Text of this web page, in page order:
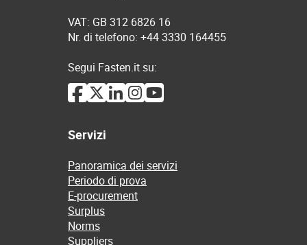
VAT: GB 312 6826 16
Nr. di telefono: +44 3330 164455
Segui Fasten.it su:
Servizi
Panoramica dei servizi
Periodo di prova
E-procurement
Surplus
Norms
Suppliers